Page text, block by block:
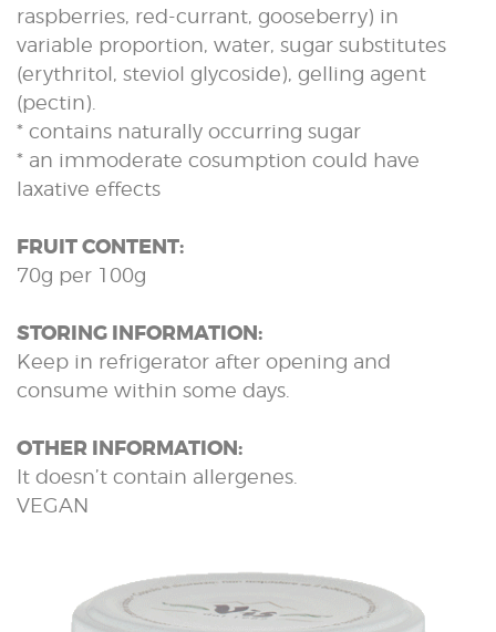
raspberries, red-currant, gooseberry) in
variable proportion, water, sugar substitutes
(erythritol, steviol glycoside), gelling agent
(pectin).
* contains naturally occurring sugar
* an immoderate cosumption could have
laxative effects
FRUIT CONTENT:
70g per 100g
STORING INFORMATION:
Keep in refrigerator after opening and
consume within some days.
OTHER INFORMATION:
It doesn’t contain allergenes.
VEGAN